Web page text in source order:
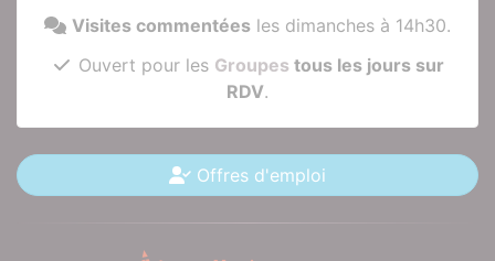
Visites commentées les dimanches à 14h30.
Ouvert pour les Groupes tous les jours sur
RDV.
Offres d'emploi